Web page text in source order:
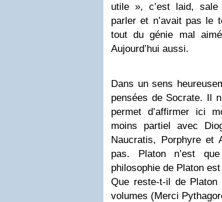
utile », c’est laid, sale
parler et n’avait pas le
tout du génie mal
Aujourd’hui aussi.
Dans un sens
pensées de Socrate. Il
permet d’affirmer ici
moins partiel avec
Naucratis, Porphyre et
pas. Platon n’est
philosophie de Platon
Que reste-t-il de
volumes (Merci